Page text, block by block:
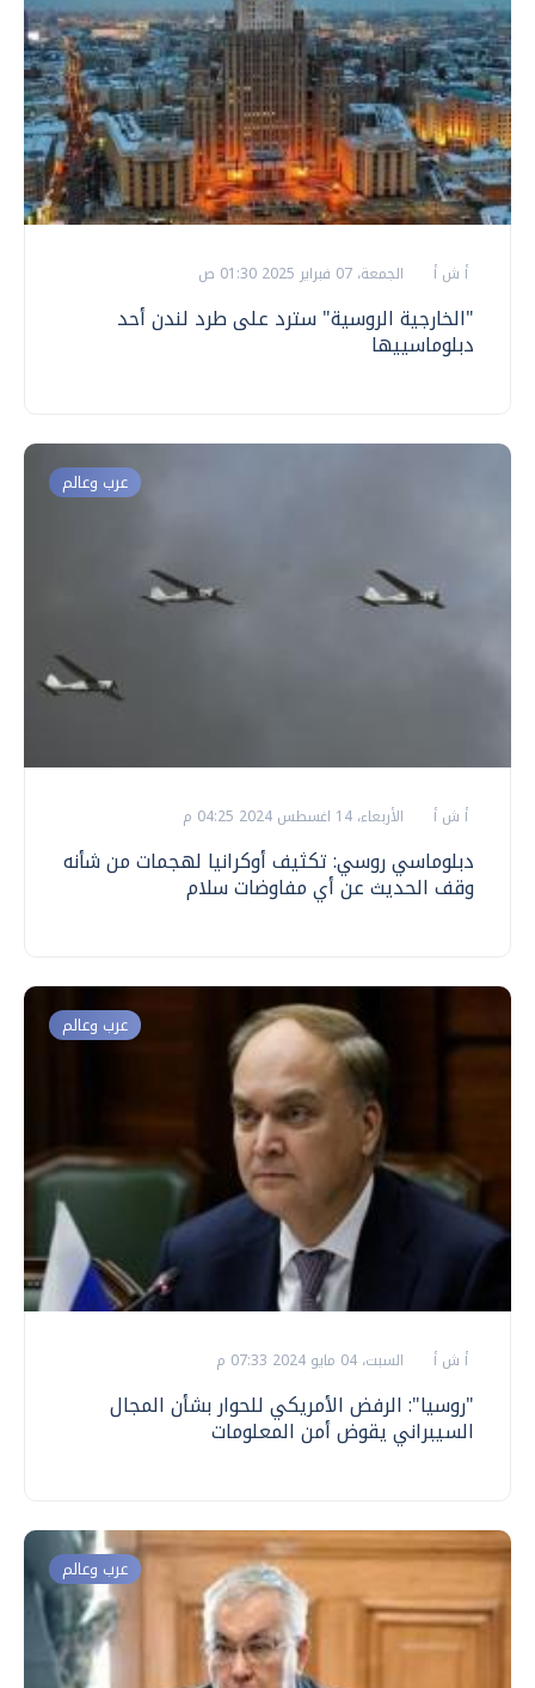
أ ش أ الجمعة، 07 فبراير 2025 01:30 ص
"الخارجية الروسية" سترد على طرد لندن أحد
دبلوماسييها
عرب وعالم
أ ش أ الأربعاء، 14 اغسطس 2024 04:25 م
دبلوماسي روسي: تكثيف أوكرانيا لهجمات من شأنه
وقف الحديث عن أي مفاوضات سلام
عرب وعالم
أ ش أ السبت، 04 مايو 2024 07:33 م
"روسيا": الرفض الأمريكي للحوار بشأن المجال
السيبراني يقوض أمن المعلومات
عرب وعالم